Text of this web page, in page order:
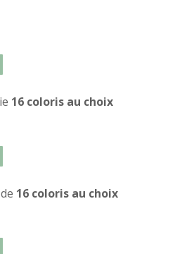
16 coloris au choix
16 coloris au choix